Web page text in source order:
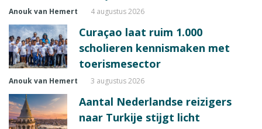
Anouk van Hemert 4 augustus 2026
Curaçao laat ruim 1.000
scholieren kennismaken met
toerismesector
Anouk van Hemert 3 augustus 2026
Aantal Nederlandse reizigers
naar Turkije stijgt licht